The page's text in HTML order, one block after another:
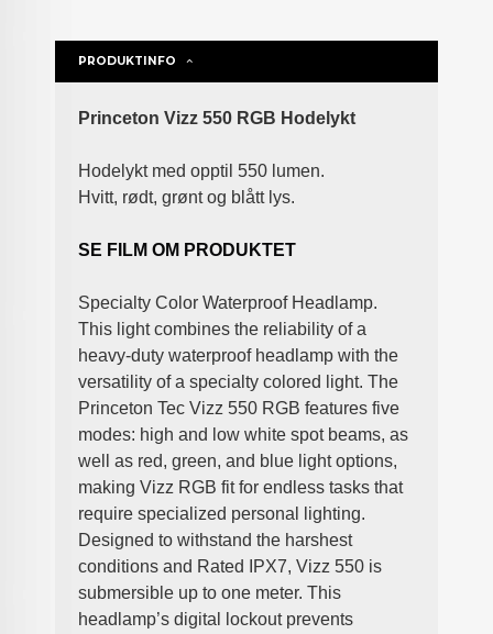
PRODUKTINFO
Princeton Vizz 550 RGB Hodelykt
Hodelykt med opptil 550 lumen.
Hvitt, rødt, grønt og blått lys.
SE FILM OM PRODUKTET
Specialty Color Waterproof Headlamp.
This light combines the reliability of a
heavy-duty waterproof headlamp with the
versatility of a specialty colored light. The
Princeton Tec Vizz 550 RGB featuresfive
modes: high and low white spot beams, as
well as red, green, and blue light options,
making Vizz RGB fit for endless tasks that
require specialized personal lighting.
Designed to withstand the harshest
conditions and Rated IPX7, Vizz 550 is
submersible up to one meter. This
headlamp’s digital lockout prevents